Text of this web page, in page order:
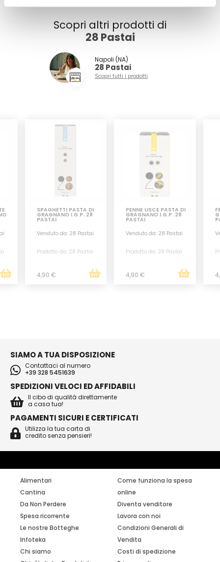
Scopri altri prodotti di
28 Pastai
Napoli (NA)
28 Pastai
Scopri tutti i prodotti
SPAGHETTI PASTA DI
GRAGNANO I.G.P. 28
PASTAI
Venduto da: 28 Pastai
Prodotto da: 28 Pastai
4,90 €
PENNE LISCE PASTA DI
GRAGNANO I.G.P. 28
PASTAI
Venduto da: 28 Pastai
Prodotto da: 28 Pastai
4,90 €
SIAMO A TUA DISPOSIZIONE
Contattaci al numero
+39 328 5451639
SPEDIZIONI VELOCI ED AFFIDABILI
Il cibo di qualità direttamente
a casa tua!
PAGAMENTI SICURI E CERTIFICATI
Utilizza la tua carta di
credito senza pensieri!
Alimentari
Cantina
Da Non Perdere
Spesa ricorrente
Le nostre Botteghe
Infoteka
Chi siamo
Come funziona la spesa
online
Diventa venditore
Lavora con noi
Condizioni Generali di
Vendita
Costi di spedizione